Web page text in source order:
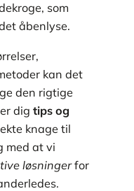
som
åbenlyse.
kan det
den rigtige
dig tips og
knage til
med at vi
løsningerfor